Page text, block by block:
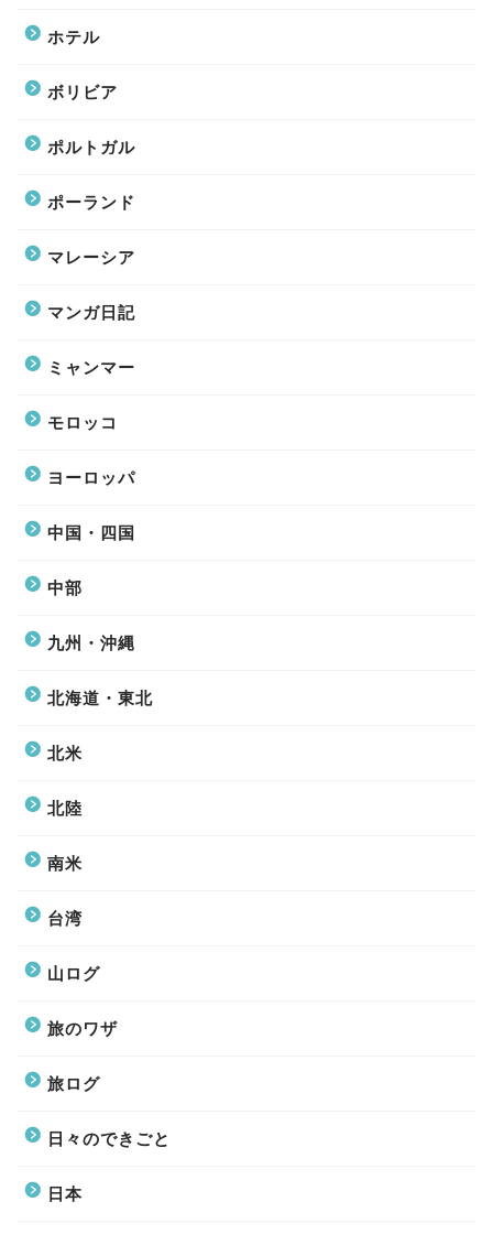
ホテル
ボリビア
ポルトガル
ポーランド
マレーシア
マンガ日記
ミャンマー
モロッコ
ヨーロッパ
中国・四国
中部
九州・沖縄
北海道・東北
北米
北陸
南米
台湾
山ログ
旅のワザ
旅ログ
日々のできごと
日本